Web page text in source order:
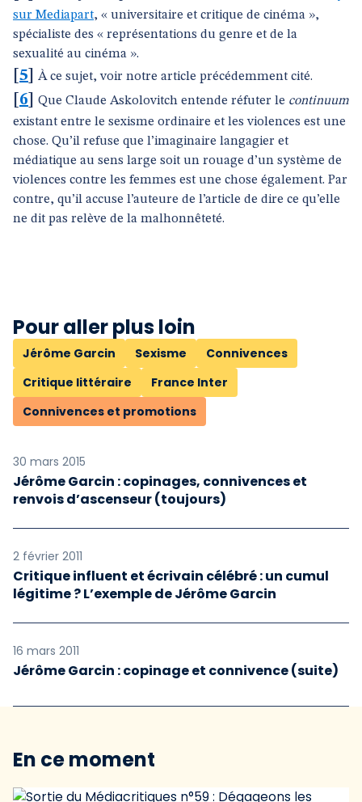
sur Mediapart, « universitaire et critique de cinéma »,
spécialiste des « représentations du genre et de la
sexualité au cinéma ».
5 À ce sujet, voir notre article précédemment cité.
6 Que Claude Askolovitch entende réfuter le continuum
existant entre le sexisme ordinaire et les violences est une
chose. Qu’il refuse que l’imaginaire langagier et
médiatique au sens large soit un rouage d’un système de
violences contre les femmes est une chose également. Par
contre, qu’il accuse l’auteure de l’article de dire ce qu’elle
ne dit pas relève de la malhonnêteté.
Pour aller plus loin
Jérôme Garcin Sexisme
Connivences
Critique littéraire
France Inter
Connivences et promotions
30 mars 2015
Jérôme Garcin : copinages, connivences et
renvois d’ascenseur (toujours)
2 février 2011
Critique influent et écrivain célébré : un cumul
légitime ? L’exemple de Jérôme Garcin
16 mars 2011
Jérôme Garcin : copinage et connivence (suite)
En ce moment